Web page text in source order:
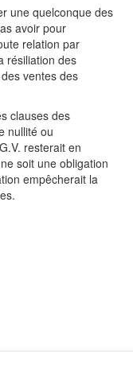
une quelconque des
avoir pour
relation par
résiliation des
ventes des
clauses des
nullité ou
resterait en
soit une obligation
empêcherait la